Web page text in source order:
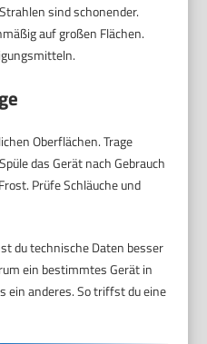
sind schonender.
auf großen Flächen.
Oberflächen. Trage
das Gerät nach Gebrauch
Prüfe Schläuche und
du technische Daten besser
ein bestimmtes Gerät in
ein anderes. So triffst du eine